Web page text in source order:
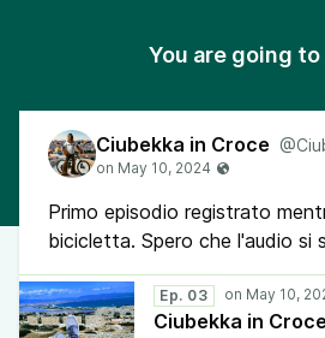
You are going to
Ciubekka in Croce
Primo episodio registrato
bicicletta. Spero che l'audio si
Ep. 03
Ciubekka in